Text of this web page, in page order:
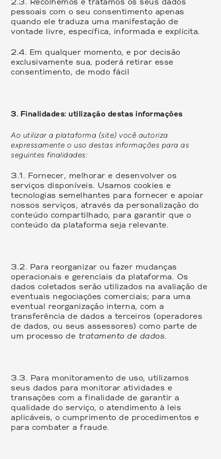
pessoais com o seu consentimento apenas
quando ele traduza uma manifestação de
vontade livre, específica, informada e explícita.
2.4. Em qualquer momento, e por decisão
exclusivamente sua, poderá retirar esse
consentimento, de modo fácil
3. Finalidades: utilização destas informações
Ao utilizar a plataforma (site) você autoriza
expressamente o uso destas informações para as
seguintes finalidades:
3.1. Fornecer, melhorar e desenvolver os
serviços disponíveis. Usamos cookies e
tecnologias semelhantes para fornecer e apoiar
nossos serviços, através da personalização do
conteúdo compartilhado, para garantir que o
conteúdo da plataforma seja relevante.
3.2. Para reorganizar ou fazer mudanças
operacionais e gerenciais da plataforma. Os
dados coletados serão utilizados na avaliação de
eventuais negociações comerciais; para uma
eventual reorganização interna, com a
transferência de dados a terceiros (operadores
de dados, ou seus assessores) como parte de
um processo de tratamento de dados.
3.3. Para monitoramento de uso, utilizamos
seus dados para monitorar atividades e
transações com a finalidade de garantir a
qualidade do serviço, o atendimento à leis
aplicáveis, o cumprimento de procedimentos e
para combater a fraude.